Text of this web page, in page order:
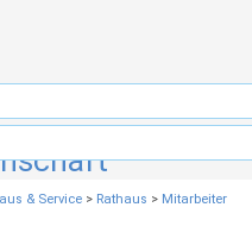
& Service > Rathaus > Mitarbeiter